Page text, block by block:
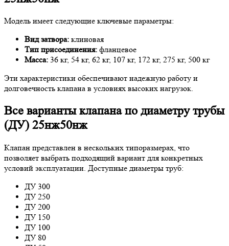
Модель имеет следующие ключевые параметры:
Вид затвора: клиновая
Тип присоединения: фланцевое
Масса: 36 кг, 54 кг, 62 кг, 107 кг, 172 кг, 275 кг, 500 кг
Эти характеристики обеспечивают надежную работу и
долговечность клапана в условиях высоких нагрузок.
Все варианты клапана по диаметру трубы
(ДУ) 25нж50нж
Клапан представлен в нескольких типоразмерах, что
позволяет выбрать подходящий вариант для конкретных
условий эксплуатации. Доступные диаметры труб:
ДУ 300
ДУ 250
ДУ 200
ДУ 150
ДУ 100
ДУ 80